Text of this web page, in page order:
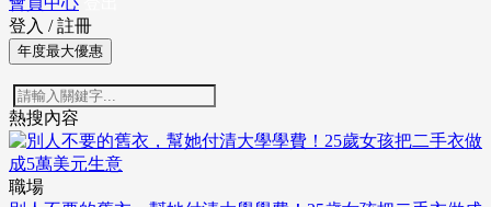
登入 / 註冊
年度最大優惠
熱搜內容
職場